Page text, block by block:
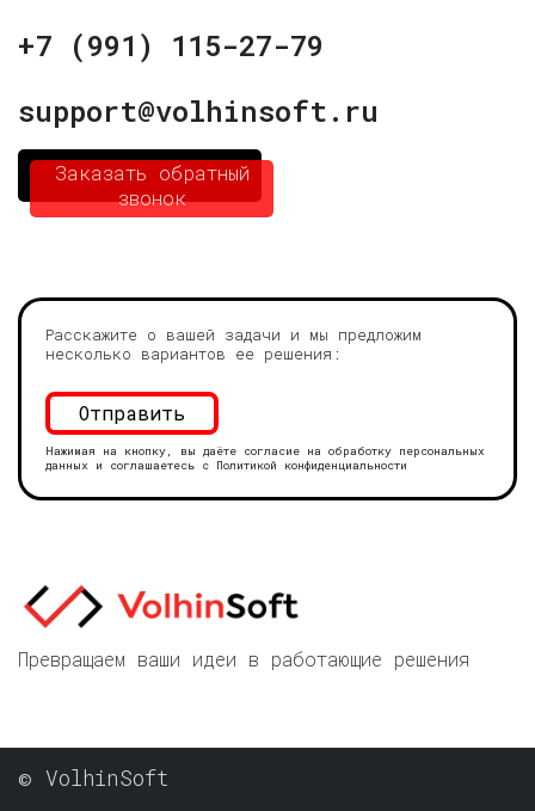
+7 (991) 115-27-79
support@volhinsoft.ru
Заказать обратный
звонок
Расскажите о вашей задачи и мы предложим
несколько вариантов ее решения:
Нажимая на кнопку, вы даёте согласие на обработку персональных
данных и соглашаетесь с Политикой конфиденциальности
Превращаем ваши идеи в работающие решения
© VolhinSoft